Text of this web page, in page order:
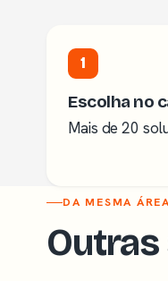
1
Escolha no
Mais de 20
DA MESMA